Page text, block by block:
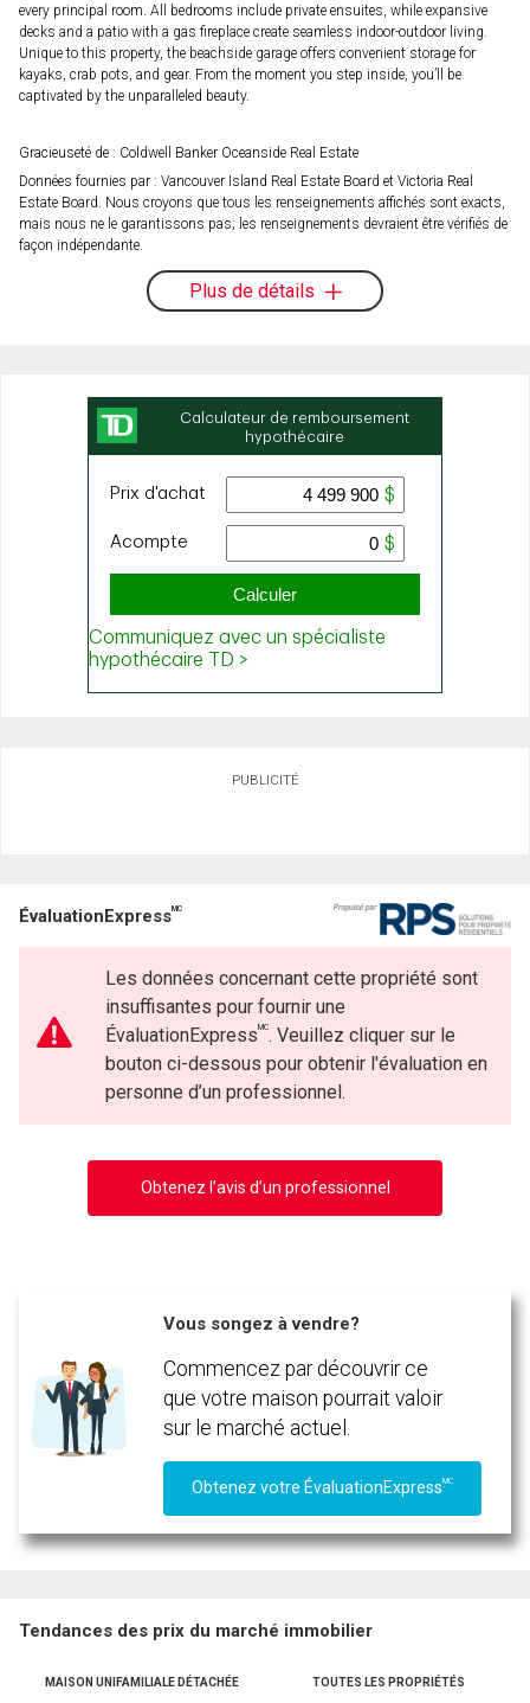
every principal room. All bedrooms include private ensuites, while expansive
decks and a patio with a gas fireplace create seamless indoor-outdoor living.
Unique to this property, the beachside garage offers convenient storage for
kayaks, crab pots, and gear. From the moment you step inside, you’ll be
captivated by the unparalleled beauty.
Gracieuseté de : Coldwell Banker Oceanside Real Estate
Données fournies par : Vancouver Island Real Estate Board et Victoria Real
Estate Board. Nous croyons que tous les renseignements affichés sont exacts,
mais nous ne le garantissons pas; les renseignements devraient être vérifiés de
façon indépendante.
Plus de détails
PUBLICITÉ
ÉvaluationExpressMC
Les données concernant cette propriété sont
insuffisantes pour fournir une
ÉvaluationExpressMC. Veuillez cliquer sur le
bouton ci-dessous pour obtenir l'évaluation en
personne d’un professionnel.
Obtenez l’avis d’un professionnel
Vous songez à vendre?
Commencez par découvrir ce
que votre maison pourrait valoir
sur le marché actuel.
Obtenez votre ÉvaluationExpressMC
Tendances des prix du marché immobilier
MAISON UNIFAMILIALE DÉTACHÉE TOUTES LES PROPRIÉTÉS